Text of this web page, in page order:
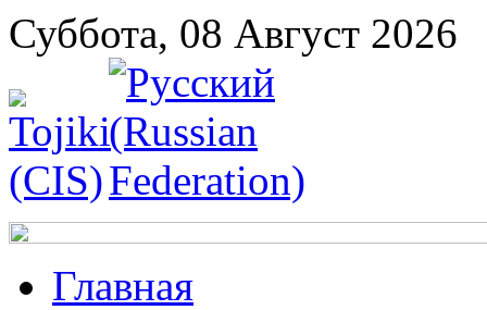
Суббота, 08 Август 2026
Главная